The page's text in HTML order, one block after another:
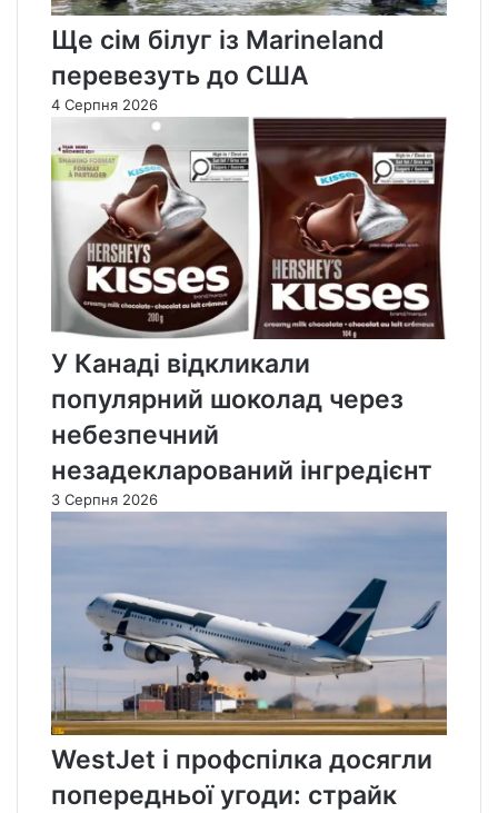
Ще сім білуг із Marineland
перевезуть до США
4 Серпня 2026
У Канаді відкликали
популярний шоколад через
небезпечний
незадекларований інгредієнт
3 Серпня 2026
WestJet і профспілка досягли
попередньої угоди: страйк